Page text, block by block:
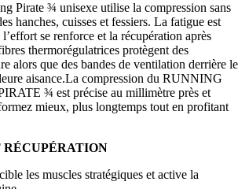
Pirate ¾ unisexe utilise la compression sans
hanches, cuisses et fessiers. La fatigue est
l’effort se renforce et la récupération après
thermorégulatrices protègent des
alors que des bandes de ventilation derrière le
aisance.La compression du RUNNING
¾ est précise au millimètre près et
mieux, plus longtemps tout en profitant
RÉCUPÉRATION
les muscles stratégiques et active la